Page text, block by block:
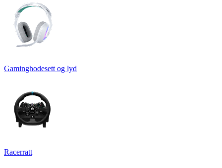
Gaminghodesett og lyd
Racerratt